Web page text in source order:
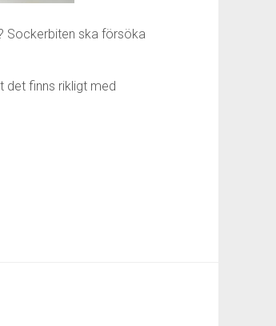
Sockerbiten ska försöka
det finns rikligt med